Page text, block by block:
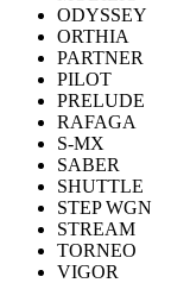
ODYSSEY
ORTHIA
PARTNER
PILOT
PRELUDE
RAFAGA
S-MX
SABER
SHUTTLE
STEP WGN
STREAM
TORNEO
VIGOR